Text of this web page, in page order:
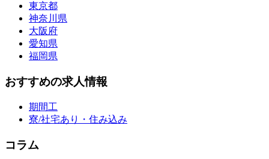
東京都
神奈川県
大阪府
愛知県
福岡県
おすすめの求人情報
期間工
寮/社宅あり・住み込み
コラム